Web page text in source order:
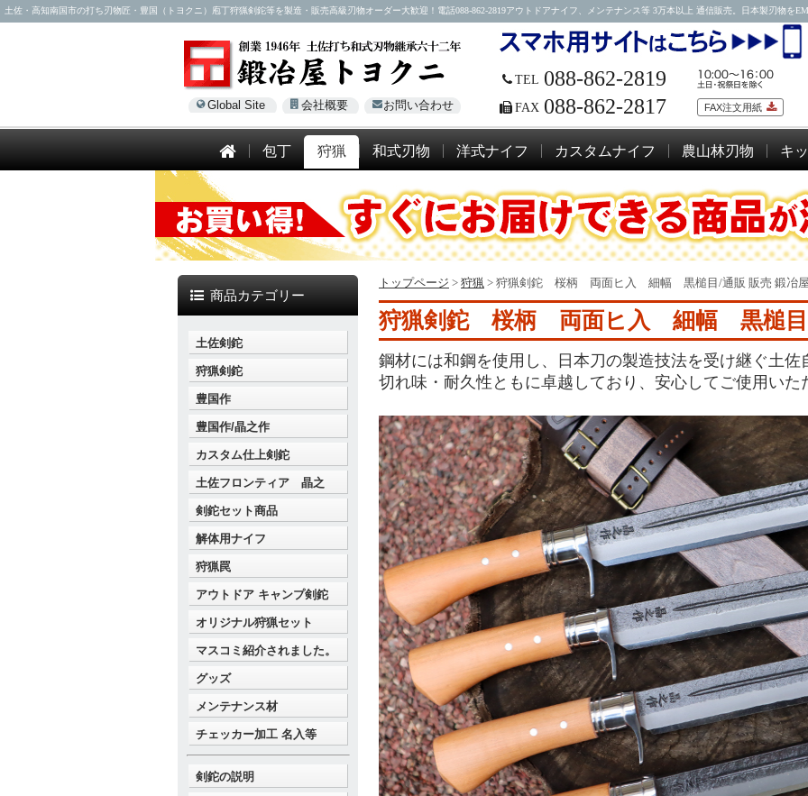
土佐・高知南国市の打ち刃物匠・豊国（トヨクニ）庖丁狩猟剣鉈等を製造・販売高級刃物オーダー大歓迎！電話088-862-2819アウトドアナイフ、メンテナンス等 3万本以上 通信販売。日本製刃物を
Global Site 会社概要 お問い合わせ
TEL 088-862-2819
FAX 088-862-2817 FAX注文用紙
包丁 狩猟 和式刃物 洋式ナイフ カスタムナイフ 農山林刃物 キ
トップページ > 狩猟 > 狩猟剣鉈 桜柄 両面ヒ入 細幅 黒槌目/通販 販売 鍛冶
狩猟剣鉈 桜柄 両面ヒ入 細幅 黒槌目
鋼材には和鋼を使用し、日本刀の製造技法を受け継ぐ土
切れ味・耐久性ともに卓越しており、安心してご使用いた
商品カテゴリー
土佐剣鉈
狩猟剣鉈
豊国作
豊国作/晶之作
カスタム仕上剣鉈
土佐フロンティア 晶之
剣鉈セット商品
解体用ナイフ
狩猟罠
アウトドア キャンプ剣鉈
オリジナル狩猟セット
マスコミ紹介されました。
グッズ
メンテナンス材
チェッカー加工 名入等
剣鉈の説明